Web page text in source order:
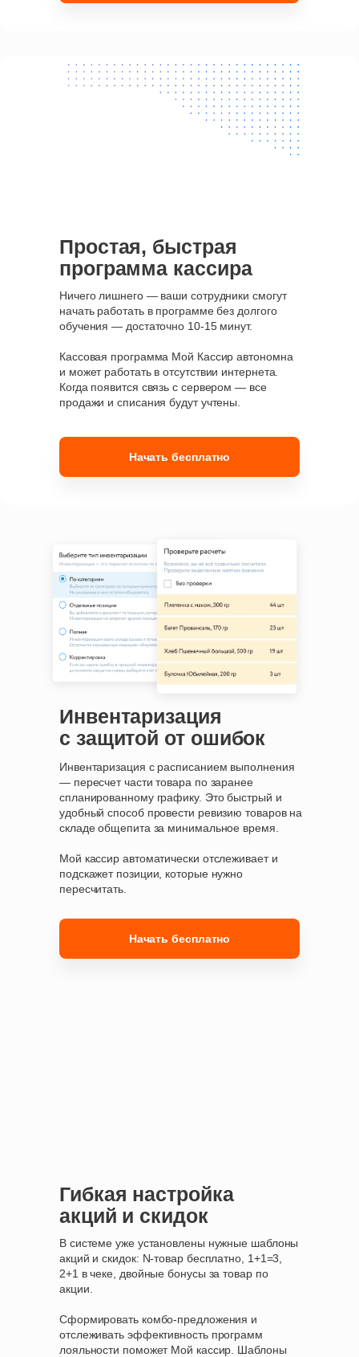
Простая, быстрая
программа кассира
Ничего лишнего — ваши сотрудники смогут
начать работать в программе без долгого
обучения — достаточно 10-15 минут.
Кассовая программа Мой Кассир автономна
и может работать в отсутствии интернета.
Когда появится связь с сервером — все
продажи и списания будут учтены.
Начать бесплатно
Инвентаризация
с защитой от ошибок
Инвентаризация с расписанием выполнения
— пересчет части товара по заранее
спланированному графику. Это быстрый и
удобный способ провести ревизию товаров на
складе общепита за минимальное время.
Мой кассир автоматически отслеживает и
подскажет позиции, которые нужно
пересчитать.
Начать бесплатно
Гибкая настройка
акций и скидок
В системе уже установлены нужные шаблоны
акций и скидок: N-товар бесплатно, 1+1=3,
2+1 в чеке, двойные бонусы за товар по
акции.
Сформировать комбо-предложения и
отслеживать эффективность программ
лояльности поможет Мой кассир. Шаблоны